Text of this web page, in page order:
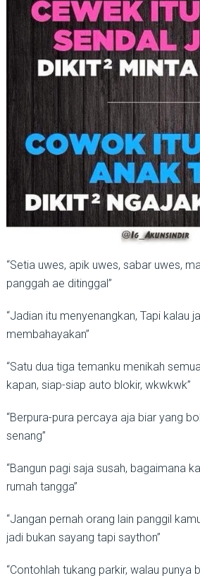
“Setia uwes, apik uwes, sabar uwes,
panggah ae ditinggal”
“Jadian itu menyenangkan, Tapi kalau
membahayakan”
“Satu dua tiga temanku menikah
kapan, siap-siap auto blokir, wkwkwk”
“Berpura-pura percaya aja biar yang
senang”
“Bangun pagi saja susah, bagaimana
rumah tangga”
“Jangan pernah orang lain panggil
jadi bukan sayang tapi saython”
“Contohlah tukang parkir, walau punya